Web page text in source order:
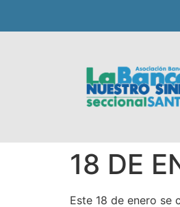
18 DE
Este 18 de enero se